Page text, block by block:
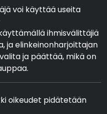
voi käyttää useita
ihmisvälittäjiä
ja elinkeinonharjoittajan
ja päättää, mikä on
oikeudet pidätetään